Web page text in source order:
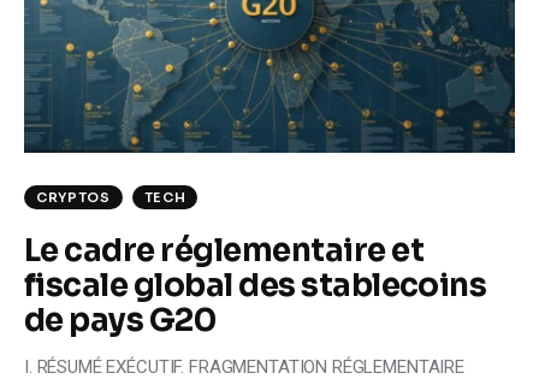
Climate
Markets
Tech
Reports
Shop
CRYPTOS TECH
Le cadre réglementaire et
fiscale global des stablecoins
de pays G20
I. RÉSUMÉ EXÉCUTIF. FRAGMENTATION RÉGLEMENTAIRE